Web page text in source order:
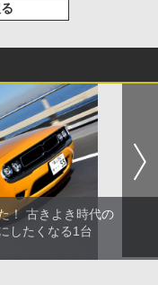
！ 古きよき時代の
したくなる1台